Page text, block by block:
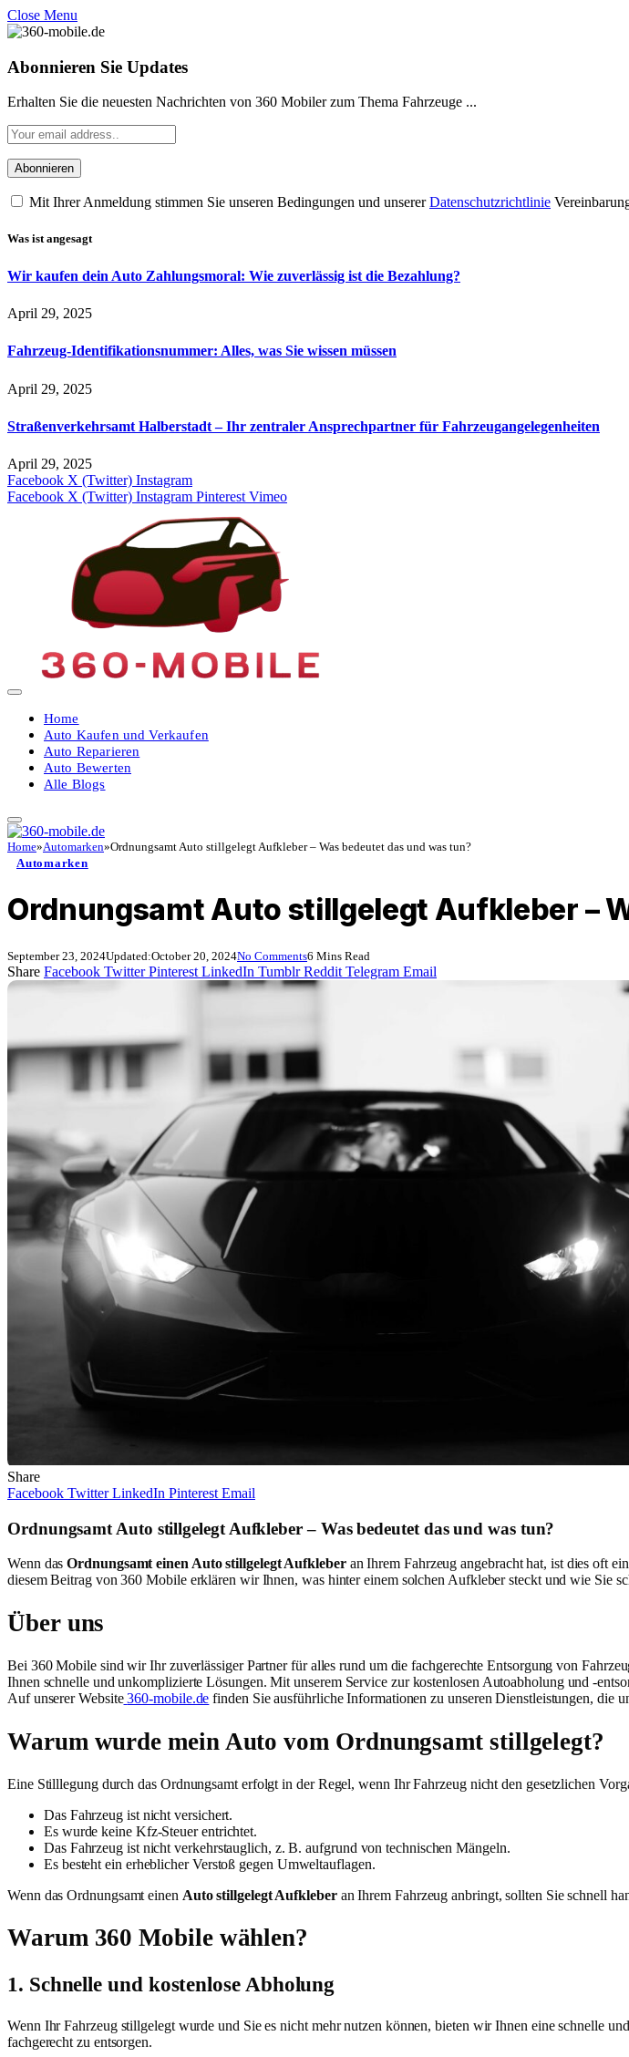
Close Menu
Abonnieren Sie Updates
Erhalten Sie die neuesten Nachrichten von 360 Mobiler zum Thema Fahrzeuge ...
Mit Ihrer Anmeldung stimmen Sie unseren Bedingungen und unsererDatenschutzrichtlinie
Was ist angesagt
Wir kaufen dein Auto Zahlungsmoral: Wie zuverlässig ist die Bezahlung?
April 29, 2025
Fahrzeug-Identifikationsnummer: Alles, was Sie wissen müssen
April 29, 2025
Straßenverkehrsamt Halberstadt – Ihr zentraler Ansprechpartner für Fahrzeugangelegenheiten​
April 29, 2025
Facebook X (Twitter) Instagram
Facebook X (Twitter) Instagram Pinterest Vimeo
Home
Auto Kaufen und Verkaufen
Auto Reparieren
Auto Bewerten
Alle Blogs
Home»Automarken»Ordnungsamt Auto stillgelegt Aufkleber – Was bedeutet das und was tun?
Automarken
Ordnungsamt Auto stillgelegt Aufkleber –
September 23, 2024Updated:October 20, 2024No Comments6 Mins Read
Share Facebook Twitter Pinterest LinkedIn Tumblr Reddit Telegram Email
Share
Facebook Twitter LinkedIn Pinterest Email
Ordnungsamt Auto stillgelegt Aufkleber – Was bedeutet das und was tun?
Wenn dasOrdnungsamt einen Auto stillgelegt Aufkleberan Ihrem Fahrzeug angebracht hat, ist dies oft
diesem Beitrag von 360 Mobile erklären wir Ihnen, was hinter einem solchen Aufkleber steckt und wie Sie
Über uns
Bei 360 Mobile sind wir Ihr zuverlässiger Partner für alles rund um die fachgerechte Entsorgung von
Ihnen schnelle und unkomplizierte Lösungen. Mit unserem Service zur kostenlosen Autoabholung und -
Auf unserer Website 360-mobile.de finden Sie ausführliche Informationen zu unseren Dienstleistungen, die
Warum wurde mein Auto vom Ordnungsamt stillgelegt?
Eine Stilllegung durch das Ordnungsamt erfolgt in der Regel, wenn Ihr Fahrzeug nicht den gesetzlichen
Das Fahrzeug ist nicht versichert.
Es wurde keine Kfz-Steuer entrichtet.
Das Fahrzeug ist nicht verkehrstauglich, z. B. aufgrund von technischen Mängeln.
Es besteht ein erheblicher Verstoß gegen Umweltauflagen.
Wenn das Ordnungsamt einen Auto stillgelegt Aufkleberan Ihrem Fahrzeug anbringt, sollten Sie schnell
Warum 360 Mobile wählen?
1. Schnelle und kostenlose Abholung
Wenn Ihr Fahrzeug stillgelegt wurde und Sie es nicht mehr nutzen können, bieten wir Ihnen eine schnelle
fachgerecht zu entsorgen.